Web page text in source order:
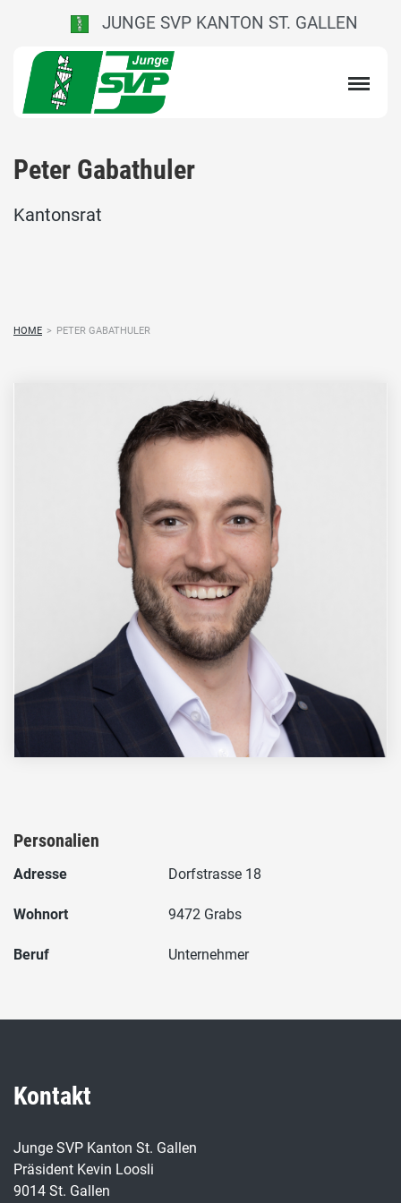
JUNGE SVP KANTON ST. GALLEN
Peter Gabathuler
Kantonsrat
HOME > PETER GABATHULER
Personalien
Adresse Dorfstrasse 18
Wohnort 9472 Grabs
Beruf Unternehmer
Kontakt
Junge SVP Kanton St. Gallen
Präsident Kevin Loosli
9014 St. Gallen